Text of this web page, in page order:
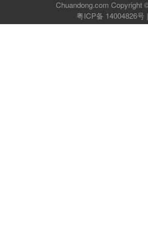
Chuandong.com Copyright
粤ICP备 14004826号